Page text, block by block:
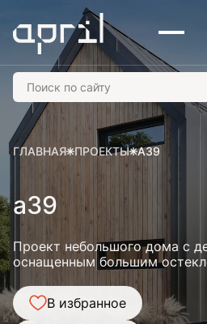
ГЛАВНАЯ ПРОЕКТЫ A39
a39
Проект небольшого дома с
оснащенным большим
В избранное